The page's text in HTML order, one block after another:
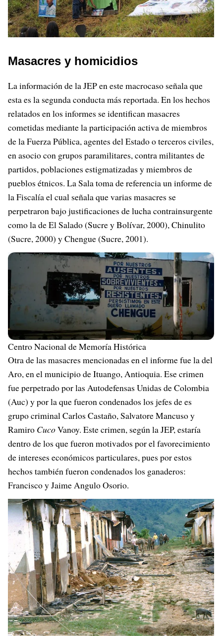
Masacres y homicidios
La información de la JEP en este macrocaso señala que
esta es la segunda conducta más reportada. En los hechos
relatados en los informes se identifican masacres
cometidas mediante la participación activa de miembros
de la Fuerza Pública, agentes del Estado o terceros civiles,
en asocio con grupos paramilitares, contra militantes de
partidos, poblaciones estigmatizadas y miembros de
pueblos étnicos. La Sala toma de referencia un informe de
la Fiscalía el cual señala que varias masacres se
perpetraron bajo justificaciones de lucha contrainsurgente
como la de El Salado (Sucre y Bolívar, 2000), Chinulito
(Sucre, 2000) y Chengue (Sucre, 2001).
Centro Nacional de Memoría Histórica
Otra de las masacres mencionadas en el informe fue la del
Aro, en el municipio de Ituango, Antioquia. Ese crimen
fue perpetrado por las Autodefensas Unidas de Colombia
(Auc) y por la que fueron condenados los jefes de es
grupo criminal Carlos Castaño, Salvatore Mancuso y
Ramiro CucoVanoy. Este crimen, según la JEP, estaría
dentro de los que fueron motivados por el favorecimiento
de intereses económicos particulares, pues por estos
hechos también fueron condenados los ganaderos:
Francisco y Jaime Angulo Osorio.